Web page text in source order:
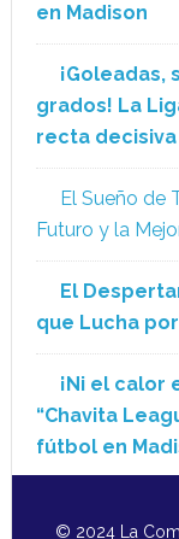
en Madison
¡Goleadas,
grados! La
recta decisiva
El Sueño de
Futuro y la
El
que Lucha
¡Ni el calor
“Chavita
fútbol en
© 2024 La